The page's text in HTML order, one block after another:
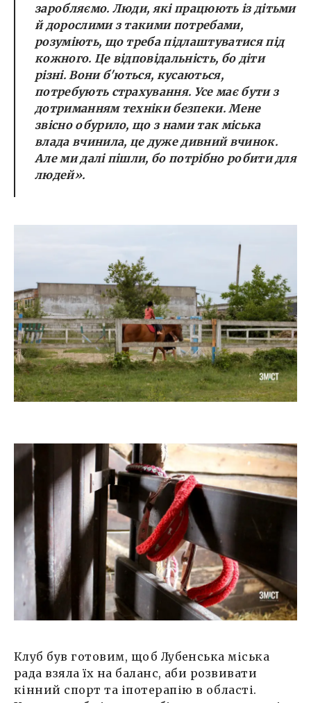
заробляємо. Люди, які працюють із дітьми
й дорослими з такими потребами,
розуміють, що треба підлаштуватися під
кожного. Це відповідальність, бо діти
різні. Вони б'ються, кусаються,
потребують страхування. Усе має бути з
дотриманням техніки безпеки. Мене
звісно обурило, що з нами так міська
влада вчинила, це дуже дивний вчинок.
Але ми далі пішли, бо потрібно робити для
людей».
Клуб був готовим, щоб Лубенська міська
рада взяла їх на баланс, аби розвивати
кінний спорт та іпотерапію в області.